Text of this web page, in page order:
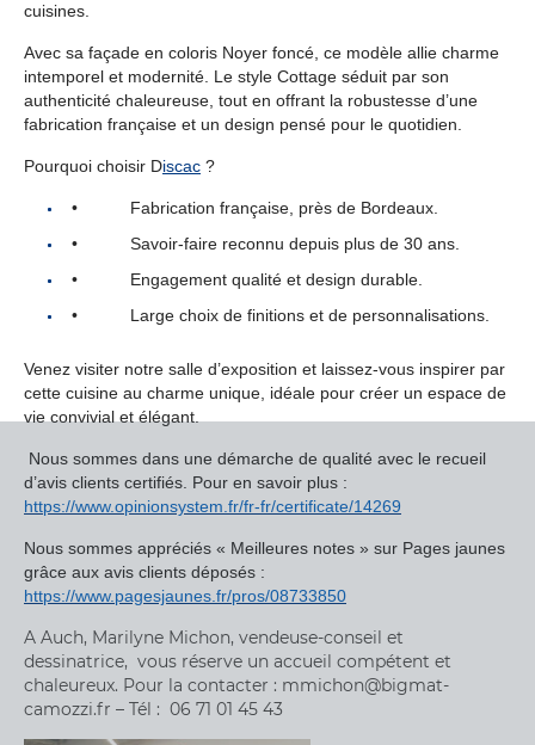
cuisines.
Avec sa façade en coloris Noyer foncé, ce modèle allie charme
intemporel et modernité. Le style Cottage séduit par son
authenticité chaleureuse, tout en offrant la robustesse d’une
fabrication française et un design pensé pour le quotidien.
Pourquoi choisir Discac ?
• Fabrication française, près de Bordeaux.
• Savoir-faire reconnu depuis plus de 30 ans.
• Engagement qualité et design durable.
• Large choix de finitions et de personnalisations.
Venez visiter notre salle d’exposition et laissez-vous inspirer par
cette cuisine au charme unique, idéale pour créer un espace de
vie convivial et élégant.
Nous sommes dans une démarche de qualité avec le recueil
d’avis clients certifiés. Pour en savoir plus :
https://www.opinionsystem.fr/fr-fr/certificate/14269
Nous sommes appréciés « Meilleures notes » sur Pages jaunes
grâce aux avis clients déposés :
https://www.pagesjaunes.fr/pros/08733850
A Auch, Marilyne Michon, vendeuse-conseil et
dessinatrice, vous réserve un accueil compétent et
chaleureux. Pour la contacter : mmichon@bigmat-
camozzi.fr – Tél : 06 71 01 45 43